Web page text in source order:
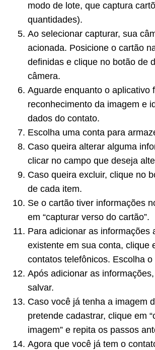
modo de lote, que captura
quantidades).
Ao selecionar capturar, sua
acionada. Posicione o cartão
definidas e clique no botão de
câmera.
Aguarde enquanto o aplicativo
reconhecimento da imagem e
dados do contato.
Escolha uma conta para
Caso queira alterar alguma
clicar no campo que deseja
Caso queira excluir, clique no
de cada item.
Se o cartão tiver informações
em “capturar verso do cartão”.
Para adicionar as informações
existente em sua conta, clique
contatos telefônicos. Escolha o
Após adicionar as
salvar.
Caso você já tenha a imagem
pretende cadastrar, clique em
imagem” e repita os passos
Agora que você já tem o